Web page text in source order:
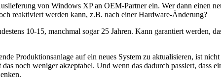
von Windows XP an OEM-Partner ein. Wer dann einen
reaktiviert werden kann, z.B. nach einer Hardware-Änderung?
10-15, manchmal sogar 25 Jahren. Kann garantiert werden,
Produktionsanlage auf ein neues System zu aktualisieren, ist
noch weniger akzeptabel. Und wenn das dadurch passiert, dass